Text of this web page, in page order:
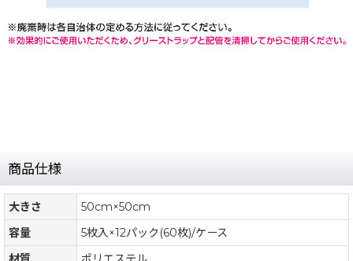
商品仕様
大きさ
50cm×50cm
容量
5枚入×12パック(60枚)/ケース